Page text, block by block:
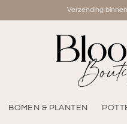
Verzending
BOMEN & PLANTEN